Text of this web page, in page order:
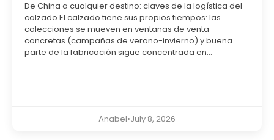
De China a cualquier destino: claves de la logística del
calzado El calzado tiene sus propios tiempos: las
colecciones se mueven en ventanas de venta
concretas (campañas de verano-invierno) y buena
parte de la fabricación sigue concentrada en...
Anabel•July 8, 2026